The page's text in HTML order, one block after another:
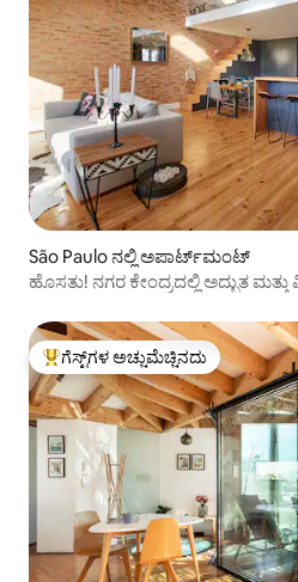
São Paulo ನಲ್ಲಿ ಅಪಾರ್ಟ್‌ಮಂಟ್
ಹೊಸತು! ನಗರ ಕೇಂದ್ರದಲ್ಲಿ ಅದ್ಭುತ
ಗೆಸ್ಟ್‌ಗಳಿಗೆ ಅತಿ ಹೆಚ್ಚು ಅಚ್ಚುಮೆಚ್ಚಿನದು
ಗೆಸ್ಟ್‌ಗಳ ಅಚ್ಚುಮೆಚ್ಚಿನದು